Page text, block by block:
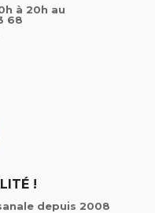
à 20h au
68
!
depuis 2008